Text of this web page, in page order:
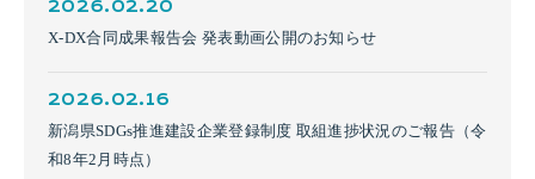
X-DX合同成果報告会 発表動画公開のお知らせ
2026.02.20
新潟県SDGs推進建設企業登録制度 取組進捗状況のご報告（令
和8年2月時点）
2026.02.16